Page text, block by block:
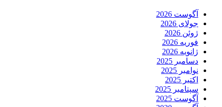
آگوست 2026
جولای 2026
ژوئن 2026
فوریه 2026
ژانویه 2026
دسامبر 2025
نوامبر 2025
اکتبر 2025
سپتامبر 2025
آگوست 2025